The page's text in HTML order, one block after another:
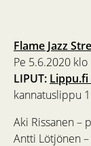
Flame Jazz
Pe 5.6.2020 klo
LIPUT: Lippu.fi
kannatuslippu
Aki Rissanen –
Antti Lötjönen –